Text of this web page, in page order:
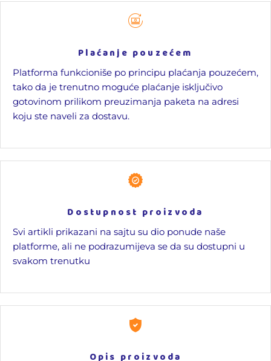
Plaćanje pouzećem
Platforma funkcioniše po principu plaćanja pouzećem,
tako da je trenutno moguće plaćanje isključivo
gotovinom prilikom preuzimanja paketa na adresi
koju ste naveli za dostavu.
Dostupnost proizvoda
Svi artikli prikazani na sajtu su dio ponude naše
platforme, ali ne podrazumijeva se da su dostupni u
svakom trenutku
Opis proizvoda